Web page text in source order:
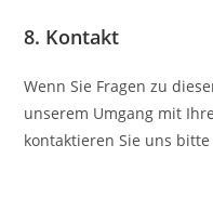
8. Kontakt
Wenn Sie Fragen zu
unserem Umgang mit
kontaktieren Sie uns